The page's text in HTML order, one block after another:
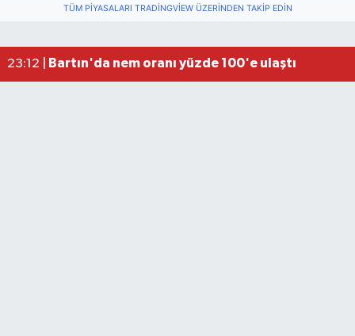
TÜM PIYASALARI TRADINGVIEW ÜZERINDEN TAKIP EDIN
23:12 |
Bartın'da nem oranı yüzde 100'e ulaştı